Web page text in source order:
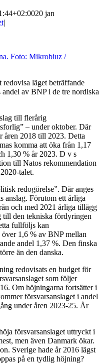
20 jan
|
läget beträffande
andel av BNP i de tre nordiska
till flerårig
– under oktober. Där
åren 2018 till 2023. Detta
komma att öka från 1,17
1,30 % år 2023. D v s
till Natos rekommendation
talet.
redogörelse”. Där anges
anslag. Förutom ett årliga
och med 2021 årliga tillägg
till den tekniska fördyringen
fullföljs kan
1,6 % av BNP mellan
andel 1,37 %. Den finska
än den danska.
redovisats en budget för
som följer
Om höjningar­na fortsätter i
försvarsanslaget i andel
under åren 2023-25. År
försvarsanslaget uttryckt i
men även Danmark ökar.
Sverige hade år 2016 lägst
på en tydlig höjning?